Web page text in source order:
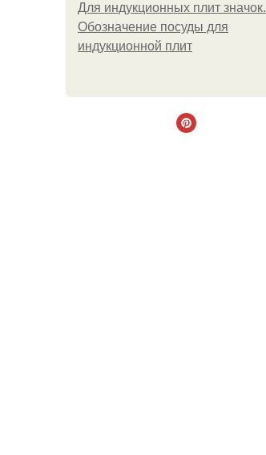
Для индукционных плит значок.
Обозначение посуды для
индукционной плит